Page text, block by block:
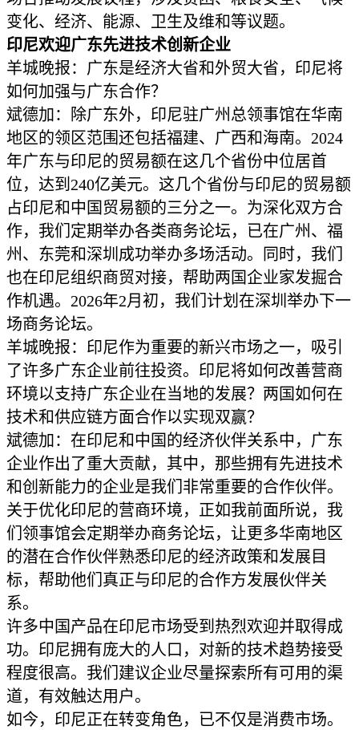
变化、经济、能源、卫生及维和等议题。
印尼欢迎广东先进技术创新企业
羊城晚报：广东是经济大省和外贸大省，印尼将
如何加强与广东合作？
斌德加：除广东外，印尼驻广州总领事馆在华南
地区的领区范围还包括福建、广西和海南。2024
年广东与印尼的贸易额在这几个省份中位居首
位，达到240亿美元。这几个省份与印尼的贸易额
占印尼和中国贸易额的三分之一。为深化双方合
作，我们定期举办各类商务论坛，已在广州、福
州、东莞和深圳成功举办多场活动。同时，我们
也在印尼组织商贸对接，帮助两国企业家发掘合
作机遇。2026年2月初，我们计划在深圳举办下一
场商务论坛。
羊城晚报：印尼作为重要的新兴市场之一，吸引
了许多广东企业前往投资。印尼将如何改善营商
环境以支持广东企业在当地的发展？两国如何在
技术和供应链方面合作以实现双赢？
斌德加：在印尼和中国的经济伙伴关系中，广东
企业作出了重大贡献，其中，那些拥有先进技术
和创新能力的企业是我们非常重要的合作伙伴。
关于优化印尼的营商环境，正如我前面所说，我
们领事馆会定期举办商务论坛，让更多华南地区
的潜在合作伙伴熟悉印尼的经济政策和发展目
标，帮助他们真正与印尼的合作方发展伙伴关
系。
许多中国产品在印尼市场受到热烈欢迎并取得成
功。印尼拥有庞大的人口，对新的技术趋势接受
程度很高。我们建议企业尽量探索所有可用的渠
道，有效触达用户。
如今，印尼正在转变角色，已不仅是消费市场。